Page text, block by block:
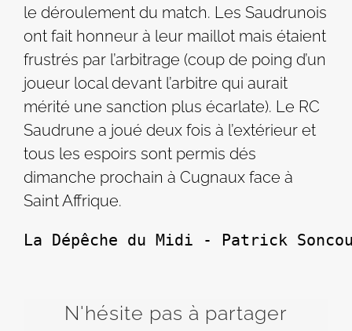
le déroulement du match. Les Saudrunois
ont fait honneur à leur maillot mais étaient
frustrés par l’arbitrage (coup de poing d’un
joueur local devant l’arbitre qui aurait
mérité une sanction plus écarlate). Le RC
Saudrune a joué deux fois à l’extérieur et
tous les espoirs sont permis dés
dimanche prochain à Cugnaux face à
Saint Affrique.
La Dépêche du Midi - Patrick
N'hésite pas à partager